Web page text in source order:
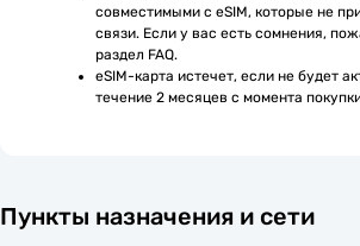
совместимыми с eSIM, которые не
связи. Если у вас есть сомнения,
раздел FAQ.
eSIM-карта истечет, если не будет
течение 2 месяцев с момента
Пункты назначения и сети